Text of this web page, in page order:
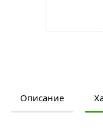
Описание
Ознакомьтесь с